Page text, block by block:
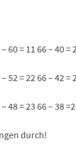
60 = 11 66 – 40 =
52 = 22 66 – 42 =
48 = 23 66 – 38
durch!